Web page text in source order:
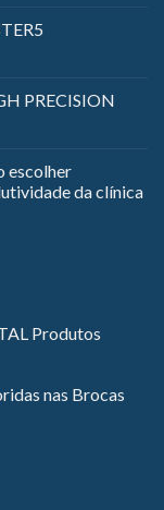
PRECISION
escolher
da clínica
Produtos
nas Brocas